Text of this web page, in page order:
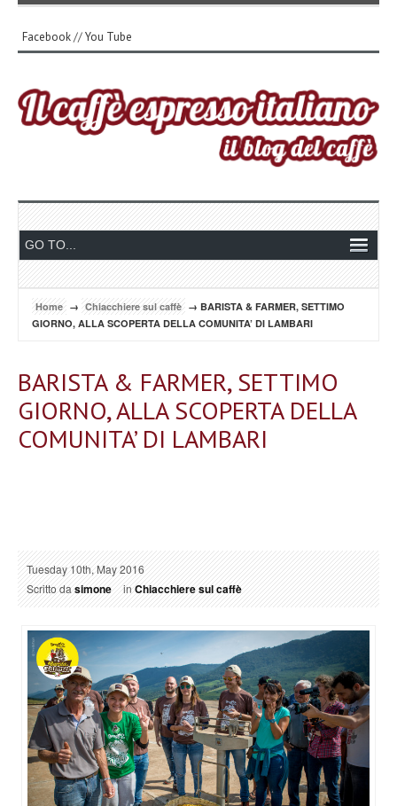
Facebook//You Tube
Home → Chiacchiere sul caffè → BARISTA & FARMER, SETTIMO
GIORNO, ALLA SCOPERTA DELLA COMUNITA’ DI LAMBARI
BARISTA & FARMER, SETTIMO
GIORNO, ALLA SCOPERTA DELLA
COMUNITA’ DI LAMBARI
Tuesday 10th, May 2016
Scritto dasimone inChiacchiere sul caffè